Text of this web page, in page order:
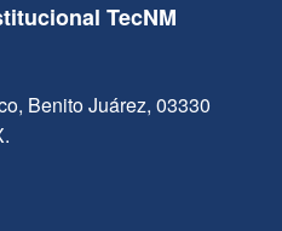
TecNM
Benito Juárez, 03330